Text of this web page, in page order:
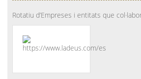
Rotatiu d’Empreses i entitats que